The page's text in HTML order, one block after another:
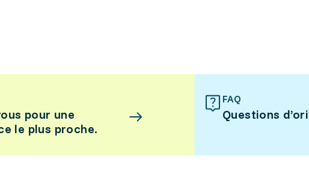
pour une
le plus proche.
FAQ
Questions